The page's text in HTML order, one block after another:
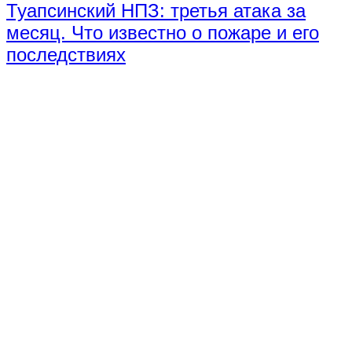
Туапсинский НПЗ: третья атака за
месяц. Что известно о пожаре и его
последствиях